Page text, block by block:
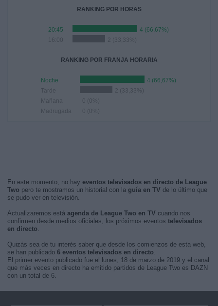
RANKING POR HORAS
20:45
4 (66,67%)
16:00
2 (33,33%)
RANKING POR FRANJA HORARIA
Noche
4 (66,67%)
Tarde
2 (33,33%)
Mañana
0 (0%)
Madrugada
0 (0%)
En este momento, no hay eventos televisados en directo de League
Two pero te mostramos un historial con la guía en TV de lo último que
se pudo ver en televisión.
Actualizaremos está agenda de League Two en TV cuando nos
confirmen desde medios oficiales, los próximos eventos televisados
en directo.
Quizás sea de tu interés saber que desde los comienzos de esta web,
se han publicado 6 eventos televisados en directo.
El primer evento publicado fue el lunes, 18 de marzo de 2019 y el canal
que más veces en directo ha emitido partidos de League Two es DAZN
con un total de 6.